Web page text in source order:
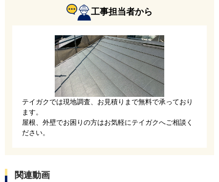
防水の要となるルーフィングを、既存屋根の上か
ら張ります。今回は田島ルーフィングの「ニュー
ライナー」を採用しました。
工事担当者から
テイガクでは現地調査、お見積りまで無料で承っており
ます。
屋根、外壁でお困りの方はお気軽にテイガクへご相談く
ださい。
関連動画